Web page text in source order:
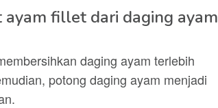
ayam fillet dari daging ayam
daging ayam terlebih
potong daging ayam menjadi